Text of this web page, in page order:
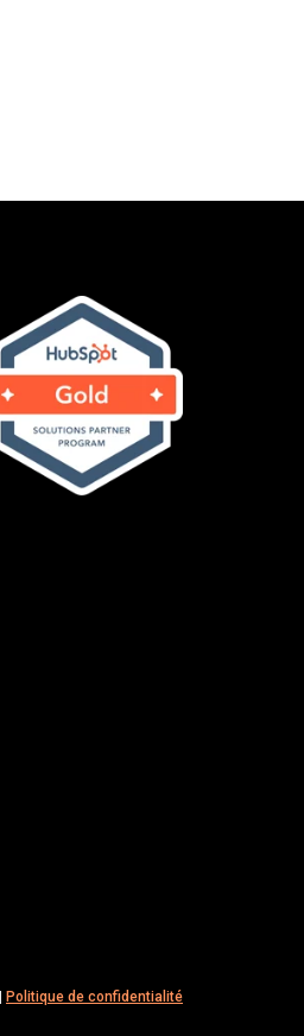
Politique de confidentialité